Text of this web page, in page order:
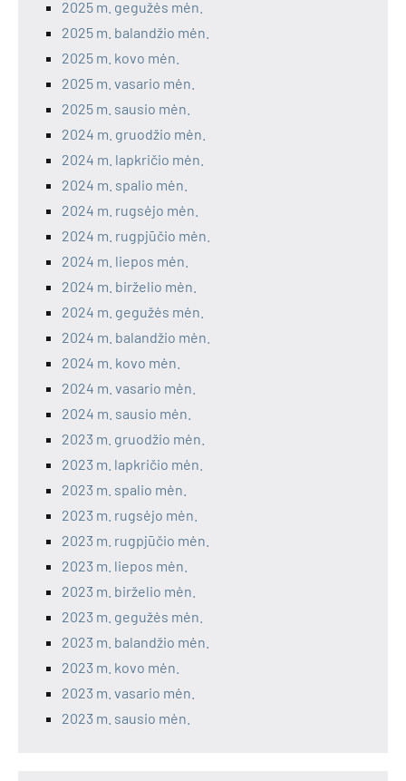
2025 m. gegužės mėn.
2025 m. balandžio mėn.
2025 m. kovo mėn.
2025 m. vasario mėn.
2025 m. sausio mėn.
2024 m. gruodžio mėn.
2024 m. lapkričio mėn.
2024 m. spalio mėn.
2024 m. rugsėjo mėn.
2024 m. rugpjūčio mėn.
2024 m. liepos mėn.
2024 m. birželio mėn.
2024 m. gegužės mėn.
2024 m. balandžio mėn.
2024 m. kovo mėn.
2024 m. vasario mėn.
2024 m. sausio mėn.
2023 m. gruodžio mėn.
2023 m. lapkričio mėn.
2023 m. spalio mėn.
2023 m. rugsėjo mėn.
2023 m. rugpjūčio mėn.
2023 m. liepos mėn.
2023 m. birželio mėn.
2023 m. gegužės mėn.
2023 m. balandžio mėn.
2023 m. kovo mėn.
2023 m. vasario mėn.
2023 m. sausio mėn.